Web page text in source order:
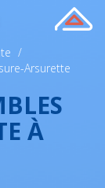
/
Arsurette
À